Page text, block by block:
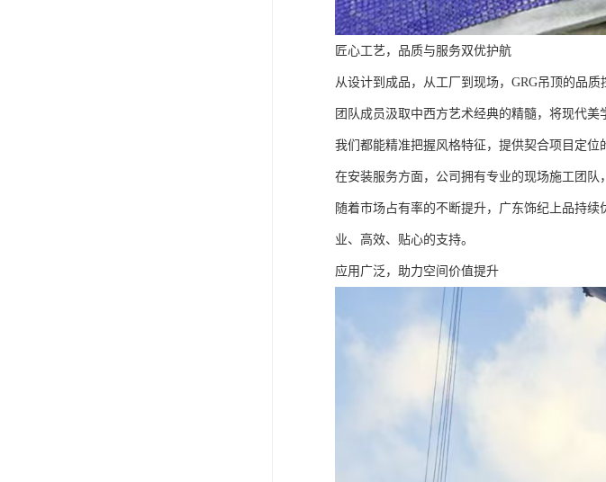
匠心工艺，品质与服务双优护航
从设计到成品，从工厂到现场，GRG吊顶的品
团队成员汲取中西方艺术经典的精髓，将现代
我们都能精准把握风格特征，提供契合项目定位
在安装服务方面，公司拥有专业的现场施工团队
随着市场占有率的不断提升，广东饰纪上品持
业、高效、贴心的支持。
应用广泛，助力空间价值提升